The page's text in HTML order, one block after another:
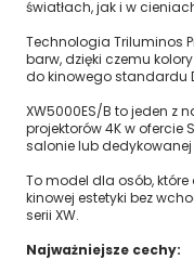
światłach, jak i w
Technologia Triluminos
barw, dzięki czemu
do kinowego standardu
XW5000ES/B to jeden z
projektorów 4K w ofercie
salonie lub dedykowanej
To model dla osób,
kinowej estetyki bez
serii XW.
Najważniejsze cechy: